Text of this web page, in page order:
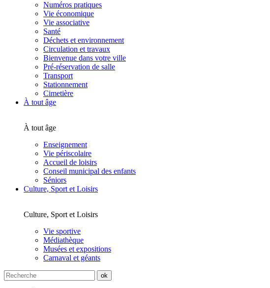
Numéros pratiques
Vie économique
Vie associative
Santé
Déchets et environnement
Circulation et travaux
Bienvenue dans votre ville
Pré-réservation de salle
Transport
Stationnement
Cimetière
À tout âge
À tout âge
Enseignement
Vie périscolaire
Accueil de loisirs
Conseil municipal des enfants
Séniors
Culture, Sport et Loisirs
Culture, Sport et Loisirs
Vie sportive
Médiathèque
Musées et expositions
Carnaval et géants